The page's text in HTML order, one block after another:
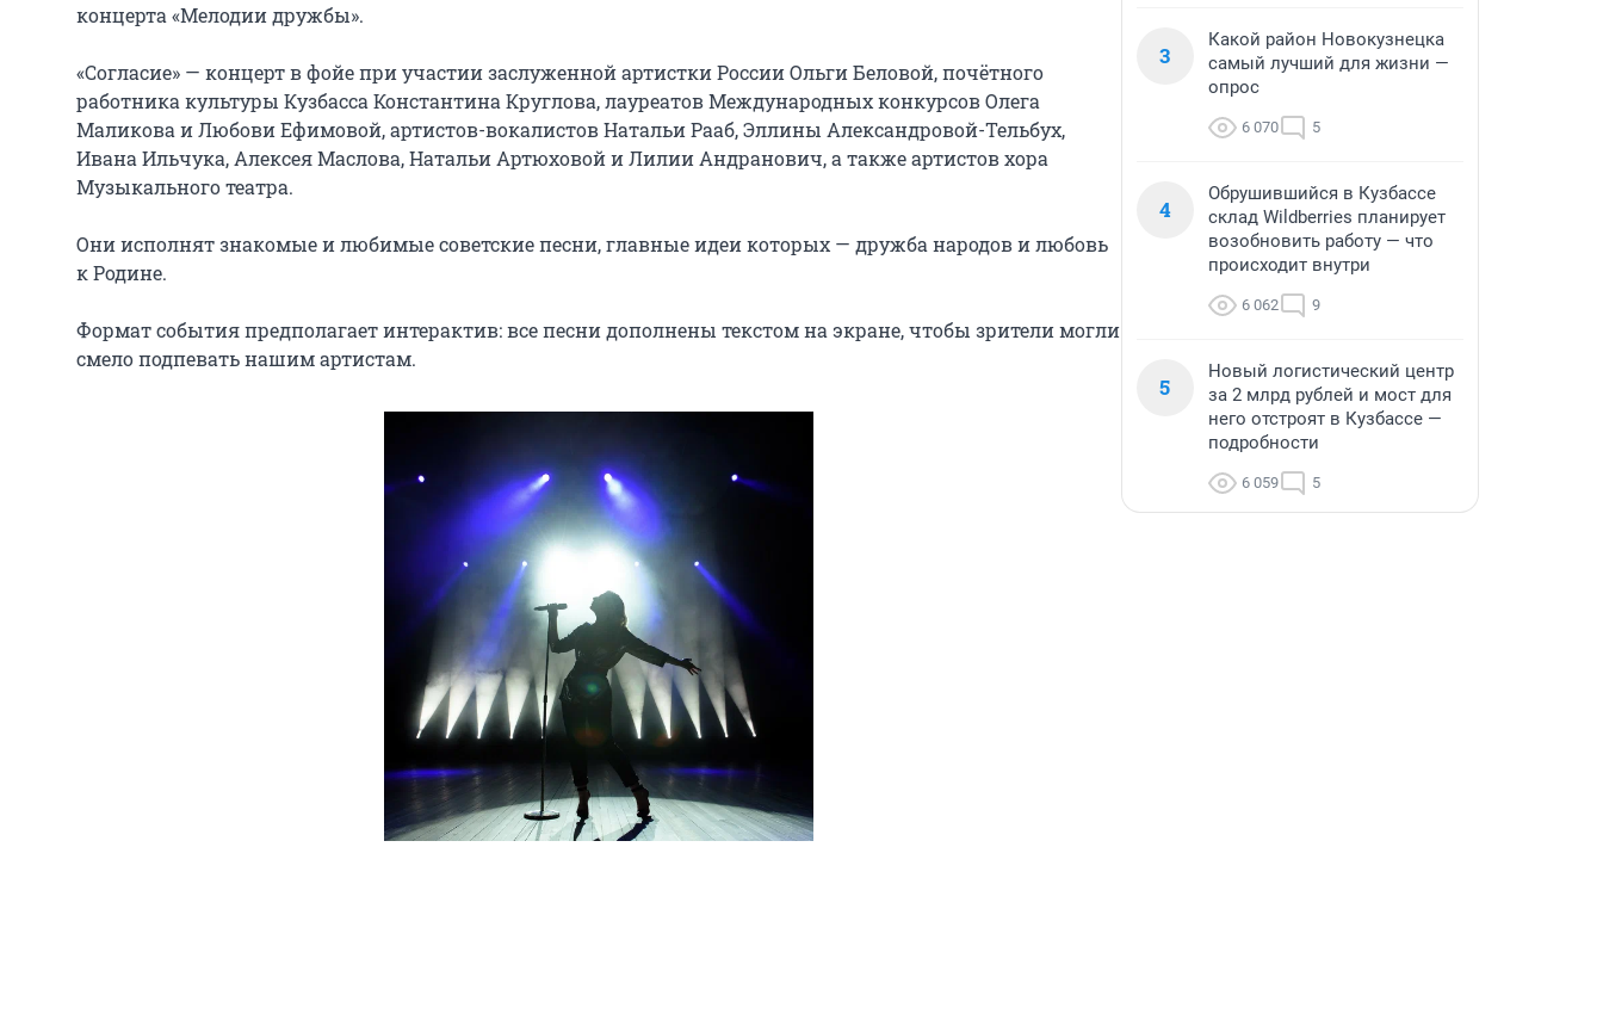
концерта «Мелодии дружбы».
«Согласие» — концерт в фойе при участии заслуженной артистки России Ольги Беловой, почётного
работника культуры Кузбасса Константина Круглова, лауреатов Международных конкурсов Олега
Маликова и Любови Ефимовой, артистов-вокалистов Натальи Рааб, Эллины Александровой-Тельбух,
Ивана Ильчука, Алексея Маслова, Натальи Артюховой и Лилии Андранович, а также артистов хора
Музыкального театра.
Они исполнят знакомые и любимые советские песни, главные идеи которых — дружба народов и любовь
к Родине.
Формат события предполагает интерактив: все песни дополнены текстом на экране, чтобы зрители могли
смело подпевать нашим артистам.
3
Какой район Новокузнецка
самый лучший для жизни —
опрос
6 070 5
4
Обрушившийся в Кузбассе
склад Wildberries планирует
возобновить работу — что
происходит внутри
6 062 9
5
Новый логистический центр
за 2 млрд рублей и мост для
него отстроят в Кузбассе —
подробности
6 059 5